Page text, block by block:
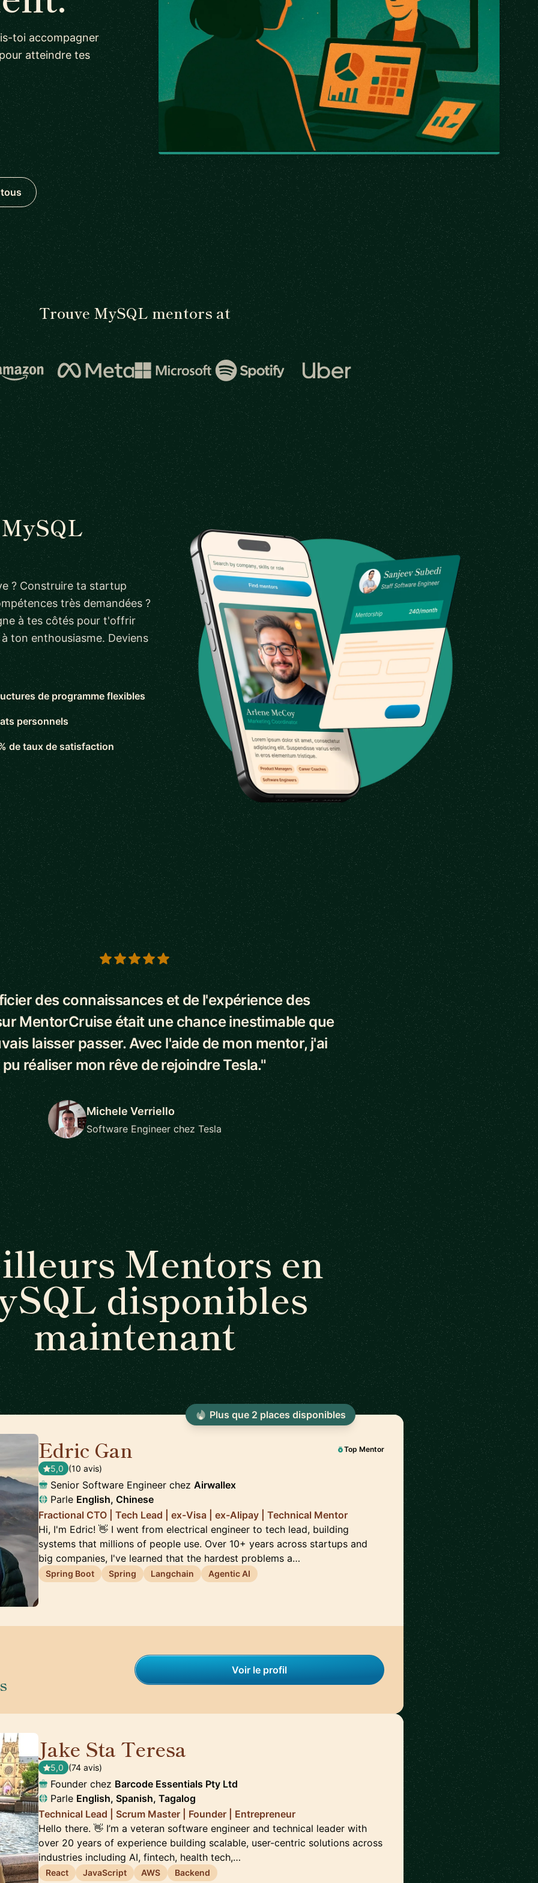
toi accompagner
atteindre tes
Trouve MySQL mentors at
? Construire ta startup
très demandées ?
à tes côtés pour t'offrir
ton enthousiasme. Deviens
de programme flexibles
personnels
de taux de satisfaction
des connaissances et de l'expérience des
MentorCruise était une chance inestimable que
laisser passer. Avec l'aide de mon mentor, j'ai
pu réaliser mon rêve de rejoindre Tesla."
Michele Verriello
Software Engineer chez Tesla
Mentors en
disponibles
maintenant
Edric Gan Top Mentor
5,0 (10 avis)
Senior Software Engineer chez Airwallex
Parle English, Chinese
Fractional CTO | Tech Lead | ex-Visa | ex-Alipay | Technical Mentor
Hi, I'm Edric! 👋 I went from electrical engineer to tech lead, building
systems that millions of people use. Over 10+ years across startups and
big companies, I've learned that the hardest problems a…
Spring Boot Spring Langchain Agentic AI
Voir le profil
Plus que 2 places disponibles
Jake Sta Teresa
5,0 (74 avis)
Founder chez Barcode Essentials Pty Ltd
Parle English, Spanish, Tagalog
Technical Lead | Scrum Master | Founder | Entrepreneur
Hello there. 👋 I’m a veteran software engineer and technical leader with
over 20 years of experience building scalable, user-centric solutions across
industries including AI, fintech, health tech,…
React JavaScript AWS Backend